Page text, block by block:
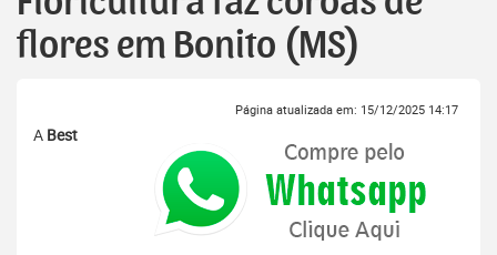
flores em Bonito (MS)
Página atualizada em: 15/12/2025 14:17
A Best